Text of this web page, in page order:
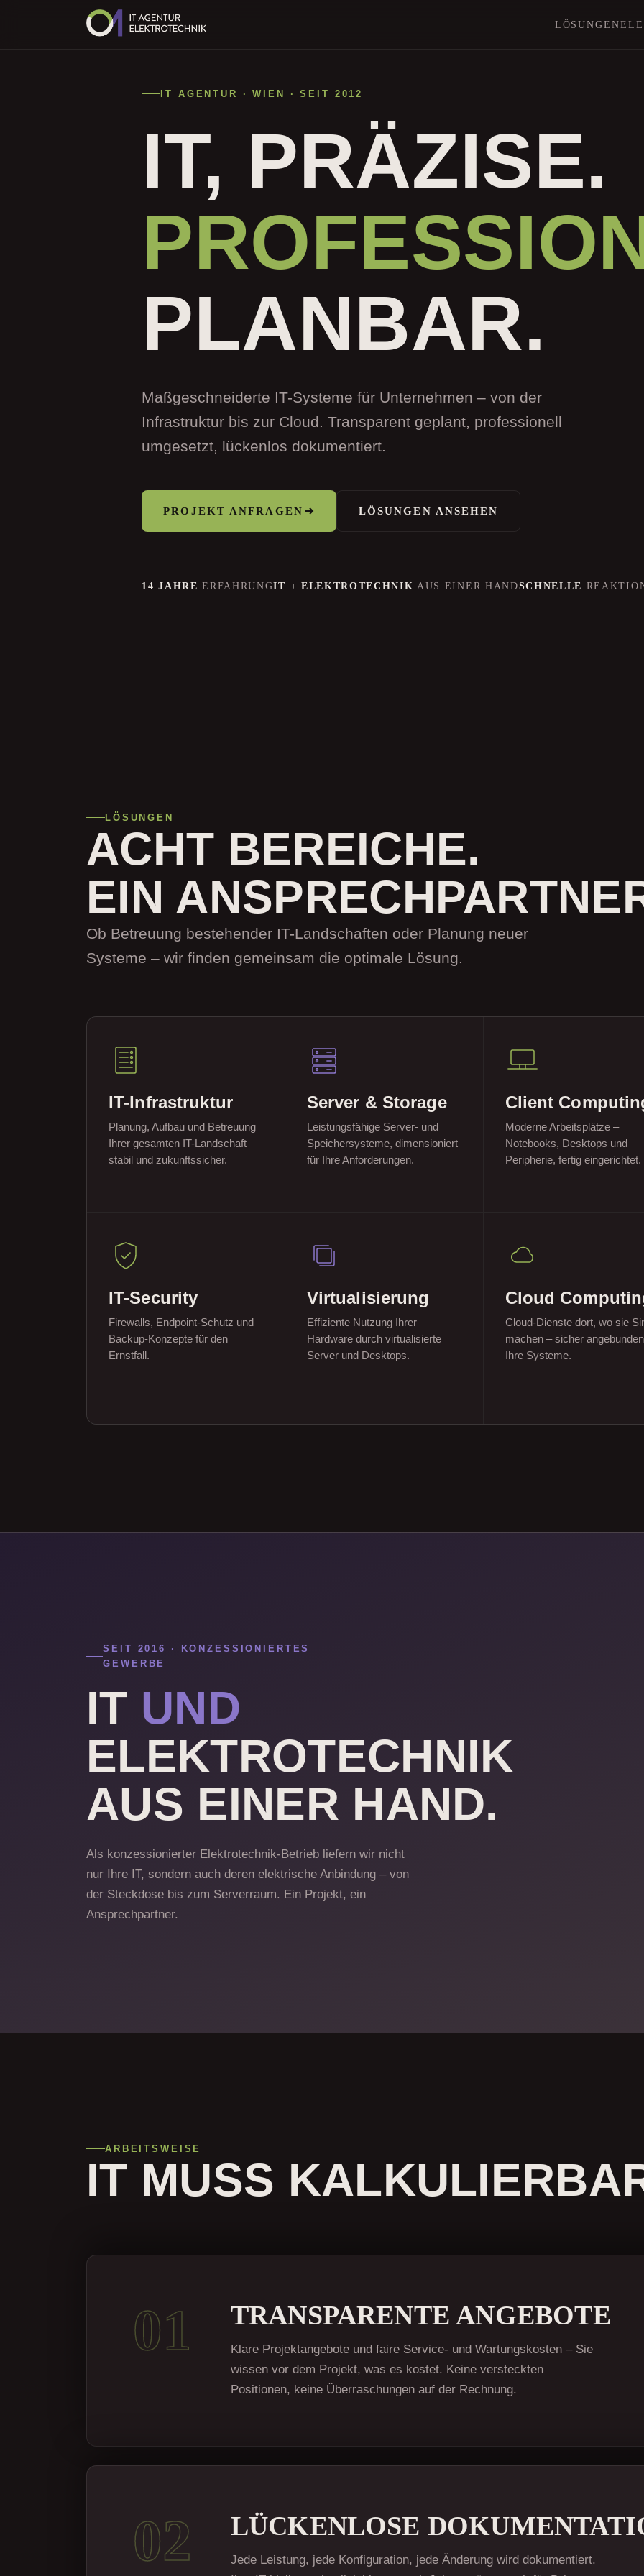
LÖSUNGEN
IT AGENTUR · WIEN · SEIT 2012
IT, PRÄZISE.
PLANBAR.
Maßgeschneiderte IT-Systeme für Unternehmen – von der
Infrastruktur bis zur Cloud. Transparent geplant, professionell
umgesetzt, lückenlos dokumentiert.
PROJEKT ANFRAGEN LÖSUNGEN ANSEHEN
14 JAHRE ERFAHRUNGIT + ELEKTROTECHNIK AUS EINER HANDSCHNELLE
LÖSUNGEN
ACHT BEREICHE.
EIN
Ob Betreuung bestehender IT-Landschaften oder Planung neuer
Systeme – wir finden gemeinsam die optimale Lösung.
IT-Infrastruktur
Planung, Aufbau und Betreuung
Ihrer gesamten IT-Landschaft –
stabil und zukunftssicher.
Server & Storage
Leistungsfähige Server- und
Speichersysteme, dimensioniert
für Ihre Anforderungen.
Client
Moderne Arbeitsplätze –
Notebooks, Desktops und
Peripherie, fertig eingerichtet.
IT-Security
Firewalls, Endpoint-Schutz und
Backup-Konzepte für den
Ernstfall.
Virtualisierung
Effiziente Nutzung Ihrer
Hardware durch virtualisierte
Server und Desktops.
Cloud
Cloud-Dienste dort, wo sie
machen – sicher
Ihre Systeme.
SEIT 2016 · KONZESSIONIERTES
GEWERBE
IT UND
ELEKTROTECHNIK
AUS EINER HAND.
Als konzessionierter Elektrotechnik-Betrieb liefern wir nicht
nur Ihre IT, sondern auch deren elektrische Anbindung – von
der Steckdose bis zum Serverraum. Ein Projekt, ein
Ansprechpartner.
ARBEITSWEISE
IT MUSS
01 TRANSPARENTE ANGEBOTE
Klare Projektangebote und faire Service- und Wartungskosten – Sie
wissen vor dem Projekt, was es kostet. Keine versteckten
Positionen, keine Überraschungen auf der Rechnung.
02 LÜCKENLOSE
Jede Leistung, jede Konfiguration, jede Änderung wird dokumentiert.